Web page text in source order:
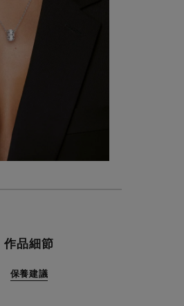
作品細節
保養建議